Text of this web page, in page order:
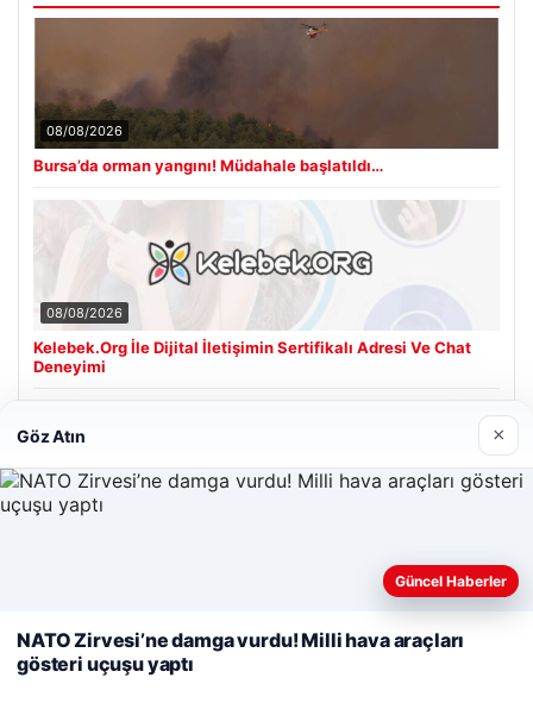
08/08/2026
Bursa’da orman yangını! Müdahale başlatıldı…
08/08/2026
Kelebek.Org İle Dijital İletişimin Sertifikalı Adresi Ve Chat
Deneyimi
Cengiz Sigorta
Web sitemizi nasıl kullandığınızı daha iyi anlayabilmek,
kullanıyoruz.
Çerez Politikamız
Reddet Kabul Et
Göz Atın ×
Güncel Haberler
NATO Zirvesi’ne damga vurdu! Milli hava araçları
gösteri uçuşu yaptı